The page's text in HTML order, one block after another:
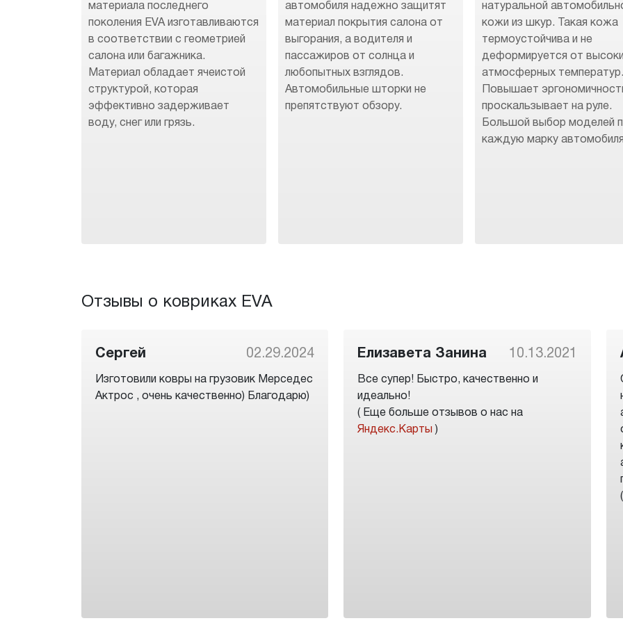
материала последнего
поколения EVA изготавливаются
в соответствии с геометрией
салона или багажника.
Материал обладает ячеистой
структурой, которая
эффективно задерживает
воду, снег или грязь.
автомобиля надежно защитят
материал покрытия салона от
выгорания, а водителя и
пассажиров от солнца и
любопытных взглядов.
Автомобильные шторки не
препятствуют обзору.
натуральной
кожи из шкур. Такая кожа
термоустойчива и не
деформируется от
атмосферных температур.
Повышает
проскальзывает на руле.
Большой выбор моделей
каждую марку
Отзывы о ковриках EVA
Сергей 02.29.2024
Изготовили ковры на грузовик Мерседес
Актрос , очень качественно) Благодарю)
Елизавета Занина 10.13.2021
Все супер! Быстро, качественно и
идеально!
( Еще больше отзывов о нас на
Яндекс.Карты )